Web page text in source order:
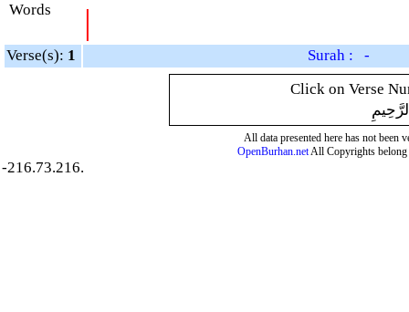
Words |
Verse(s): 1
Surah : -
Click on Verse
All data presented here has not been
OpenBurhan.netAll Copyrights
-216.73.216.